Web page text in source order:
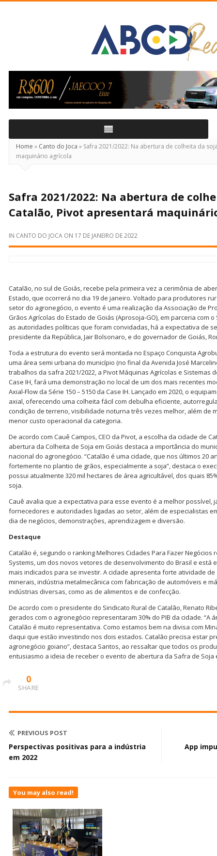
Real
Home » Canto do Joca » Safra 2021/2022: Na abertura de colheita da
maquinário agrícola
Safra 2021/2022: Na abertura de
Catalão, Pivot apresentará
IN CANTO DO JOCA ON 17 DE JANEIRO DE 2022
Catalão, no sul de Goiás, recebe pela primeira vez a cerimônia de
Estado, que ocorrerá no dia 19 de janeiro. Voltado para produtores
setor do agronegócio, o evento é uma realização da Associação de
Grãos Agrícolas do Estado de Goiás (Aprosoja-GO), em parceria com
as autoridades políticas que foram convidadas, há a expectativa de
presidente da República, Jair Bolsonaro, e do governador de Goiás,
Toda a estrutura do evento será montada no Espaço Conquista
uma área semi urbana do município (no final da Avenida José
trabalhos da safra 2021/2022, a Pivot Máquinas Agrícolas e Sistemas
Case IH, fará uma demonstração no local de um dos mais recentes
Axial-Flow da Série 150 – 5150 da Case IH. Lançado em 2020, o
axial, oferecendo uma colheita fácil com debulha eficiente,
condição de terreno, visibilidade noturna três vezes melhor, além de
menor custo operacional da categoria.
De acordo com Cauê Campos, CEO da Pivot, a escolha da cidade de
abertura da Colheita de Soja em Goiás destaca a importância do
nacional do agronegócio. “Catalão é uma cidade, que nos últimos 20
fortemente no plantio de grãos, especialmente a soja”, destaca o
possui atualmente 320 mil hectares de área agricultável, dos quais
soja.
Cauê avalia que a expectativa para esse evento é a melhor possível,
fornecedores e autoridades ligadas ao setor, além de especialistas
dia de negócios, demonstrações, aprendizagem e diversão.
Destaque
Catalão é, segundo o ranking Melhores Cidades Para Fazer Negócios
Systems, um dos novos vetores de desenvolvimento do Brasil e está
mais indicados para se investir. A cidade apresenta forte atividade
minerais, indústria metalmecânica com fabricação de automóveis e
indústrias diversas, como as de alimentos e de confecção.
De acordo com o presidente do Sindicato Rural de Catalão, Renato
gerados com o agronegócio representaram 30% do PIB da cidade.
Catalão é muito representativa. Como estamos bem na divisa com
daqui que estão investindo nos dois estados. Catalão precisa estar
agronegócio goiano”, destaca Santos, ao ressaltar que todos os
entusiasmo a ideia de receber o evento de abertura da Safra de Soja
0
SHARE
PREVIOUS POST
Perspectivas positivas para a indústria
em 2022
App
You may also read!